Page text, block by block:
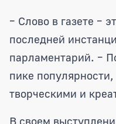
– Слово в газете –
последней
парламентарий. –
пике
творческими и
В своем